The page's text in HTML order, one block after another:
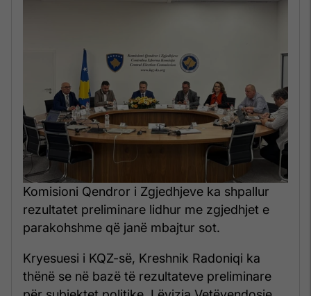
Komisioni Qendror i Zgjedhjeve ka shpallur
rezultatet preliminare lidhur me zgjedhjet e
parakohshme që janë mbajtur sot.
Kryesuesi i KQZ-së, Kreshnik Radoniqi ka
thënë se në bazë të rezultateve preliminare